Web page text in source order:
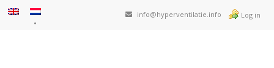
info@hyperventilatie.info Log in